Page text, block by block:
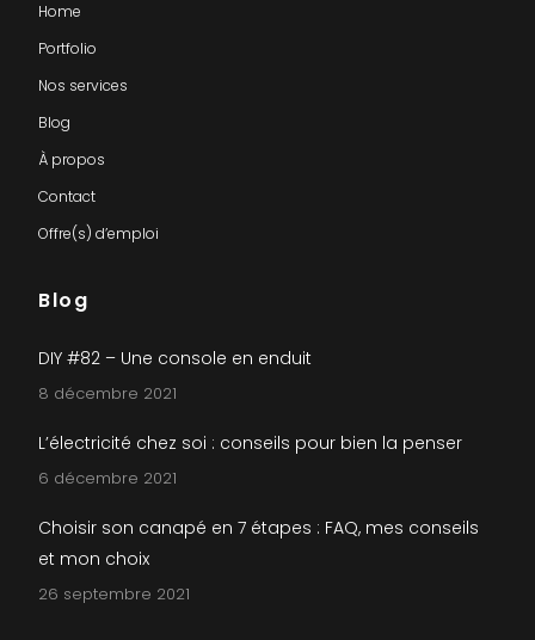
Home
Portfolio
Nos services
Blog
À propos
Contact
Offre(s) d’emploi
Blog
DIY #82 – Une console en enduit
8 décembre 2021
L’électricité chez soi : conseils pour bien la penser
6 décembre 2021
Choisir son canapé en 7 étapes : FAQ, mes conseils
et mon choix
26 septembre 2021